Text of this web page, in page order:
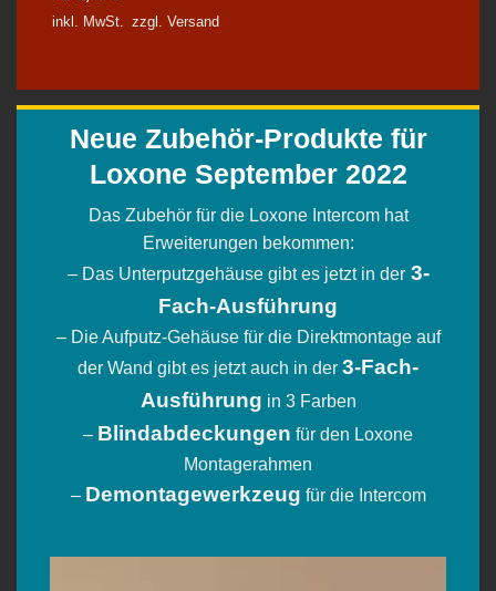
inkl. MwSt. zzgl. Versand
Neue Zubehör-Produkte für
Loxone September 2022
Das Zubehör für die Loxone Intercom hat
Erweiterungen bekommen:
– Das Unterputzgehäuse gibt es jetzt in der3-
Fach-Ausführung
– Die Aufputz-Gehäuse für die Direktmontage auf
der Wand gibt es jetzt auch in der 3-Fach-
Ausführung in 3 Farben
– Blindabdeckungen für den Loxone
Montagerahmen
– Demontagewerkzeug für die Intercom